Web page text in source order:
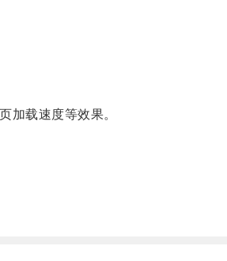
载速度等效果。